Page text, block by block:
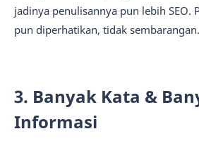
jadinya penulisannya pun lebih SEO.
pun diperhatikan, tidak sembarangan.
3. Banyak Kata &
Informasi